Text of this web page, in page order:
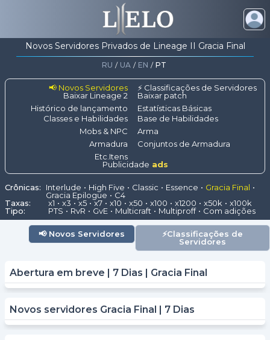
Novos Servidores Privados de Lineage II Gracia Final
RU / UA / EN / PT
📢 Novos Servidores
⚡ Classificações de Servidores
Baixar Lineage 2
Baixar patch
Histórico de lançamento
Estatísticas Básicas
Classes e Habilidades
Base de Habilidades
Mobs & NPC
Arma
Armadura
Conjuntos de Armadura
Etc.Itens
Publicidade ads
Crônicas: Interlude High Five Classic Essence
Gracia Final
Gracia Epilogue
C4
Taxas:
x1 x3 x5 x7 x10 x50 x100 x1200 x50k
x100k
Tipo:
PTS RvR GvE Multicraft Multiproff Com adições
📢 Novos Servidores ⚡Classificações de
Servidores
Abertura em breve | 7 Dias | Gracia Final
Novos servidores Gracia Final | 7 Dias